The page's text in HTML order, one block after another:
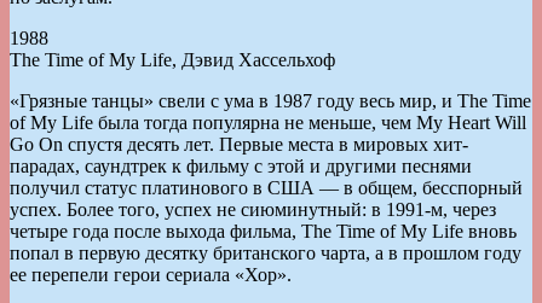
1988
The Time of My Life, Дэвид Хассельхоф
«Грязные танцы» свели с ума в 1987 году весь мир, и The Time
of My Life была тогда популярна не меньше, чем My Heart Will
Go On спустя десять лет. Первые места в мировых хит-
парадах, саундтрек к фильму с этой и другими песнями
получил статус платинового в США — в общем, бесспорный
успех. Более того, успех не сиюминутный: в 1991-м, через
четыре года после выхода фильма, The Time of My Life вновь
попал в первую десятку британского чарта, а в прошлом году
ее перепели герои сериала «Хор».